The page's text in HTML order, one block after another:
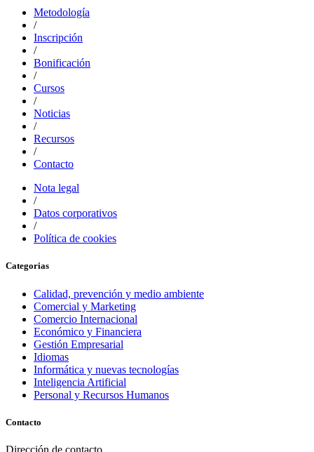
Metodología
/
Inscripción
/
Bonificación
/
Cursos
/
Noticias
/
Recursos
/
Contacto
Nota legal
/
Datos corporativos
/
Política de cookies
Categorias
Calidad, prevención y medio ambiente
Comercial y Marketing
Comercio Internacional
Económico y Financiera
Gestión Empresarial
Idiomas
Informática y nuevas tecnologías
Inteligencia Artificial
Personal y Recursos Humanos
Contacto
Dirección de contacto